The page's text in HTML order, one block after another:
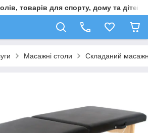
товарів для спорту, дому та дітей
Масажні столи Складаний